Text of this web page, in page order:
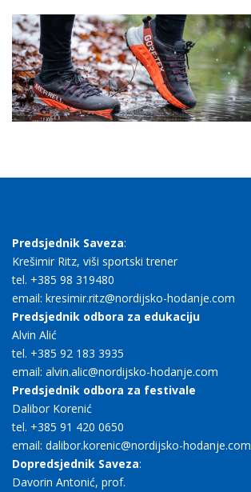
Predsjednik Saveza:
Krešimir Ritz, viši sportski trener
tel. +385 98 319480
email: kresimir.ritz@nordijsko-hodanje.com
Predsjednik odbora za edukaciju
Alvin Alić
tel. +385 92 183 3935
email: alvin.alic@nordijsko-hodanje.com
Predsjednik odbora za festivale
Dalibor Korenić
tel. +385 91 420 0650
email: dalibor.korenic@nordijsko-hodanje.com
Dopredsjednik Saveza:
Davorin Antonić, prof.